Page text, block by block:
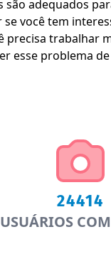
são adequados
você tem
precisa trabalhar
esse problema de
24414
USUÁRIOS